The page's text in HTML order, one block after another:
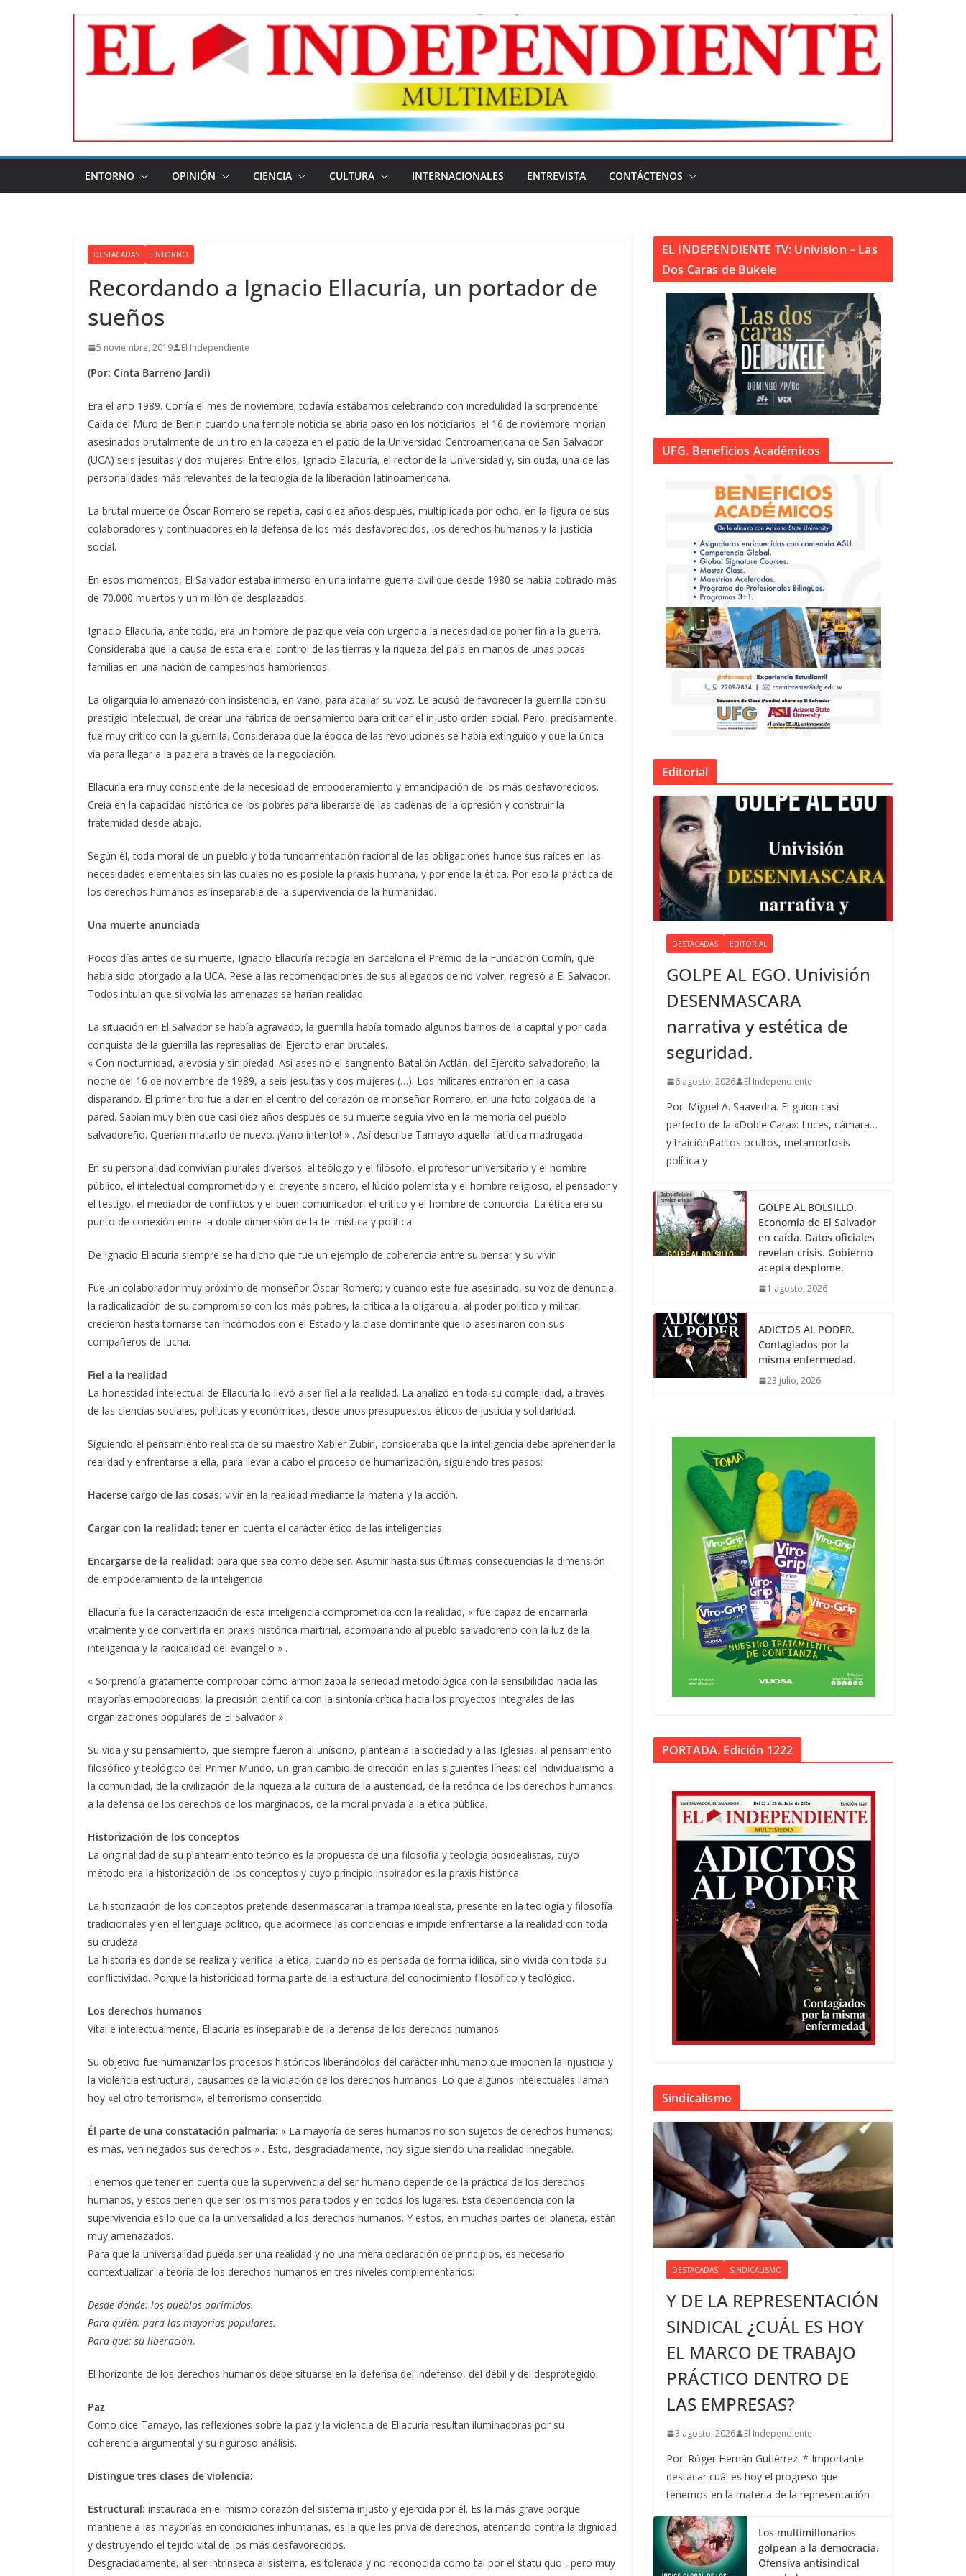
ENTORNO OPINIÓN CIENCIA CULTURA INTERNACIONALES ENTREVISTA CONTÁCTENOS
DESTACADAS ENTORNO
Recordando a Ignacio Ellacuría, un portador de
sueños
5 noviembre, 2019 El Independiente
(Por: Cinta Barreno Jardí)
Era el año 1989. Corría el mes de noviembre; todavía estábamos celebrando con incredulidad la sorprendente
Caída del Muro de Berlín cuando una terrible noticia se abría paso en los noticiarios: el 16 de noviembre morían
asesinados brutalmente de un tiro en la cabeza en el patio de la Universidad Centroamericana de San Salvador
(UCA) seis jesuitas y dos mujeres. Entre ellos, Ignacio Ellacuría, el rector de la Universidad y, sin duda, una de las
personalidades más relevantes de la teología de la liberación latinoamericana.
La brutal muerte de Óscar Romero se repetía, casi diez años después, multiplicada por ocho, en la figura de sus
colaboradores y continuadores en la defensa de los más desfavorecidos, los derechos humanos y la justicia
social.
En esos momentos, El Salvador estaba inmerso en una infame guerra civil que desde 1980 se había cobrado más
de 70.000 muertos y un millón de desplazados.
Ignacio Ellacuría, ante todo, era un hombre de paz que veía con urgencia la necesidad de poner fin a la guerra.
Consideraba que la causa de esta era el control de las tierras y la riqueza del país en manos de unas pocas
familias en una nación de campesinos hambrientos.
La oligarquía lo amenazó con insistencia, en vano, para acallar su voz. Le acusó de favorecer la guerrilla con su
prestigio intelectual, de crear una fábrica de pensamiento para criticar el injusto orden social. Pero, precisamente,
fue muy crítico con la guerrilla. Consideraba que la época de las revoluciones se había extinguido y que la única
vía para llegar a la paz era a través de la negociación.
Ellacuría era muy consciente de la necesidad de empoderamiento y emancipación de los más desfavorecidos.
Creía en la capacidad histórica de los pobres para liberarse de las cadenas de la opresión y construir la
fraternidad desde abajo.
Según él, toda moral de un pueblo y toda fundamentación racional de las obligaciones hunde sus raíces en las
necesidades elementales sin las cuales no es posible la praxis humana, y por ende la ética. Por eso la práctica de
los derechos humanos es inseparable de la supervivencia de la humanidad.
Una muerte anunciada
Pocos días antes de su muerte, Ignacio Ellacuría recogía en Barcelona el Premio de la Fundación Comín, que
había sido otorgado a la UCA. Pese a las recomendaciones de sus allegados de no volver, regresó a El Salvador.
Todos intuían que si volvía las amenazas se harían realidad.
La situación en El Salvador se había agravado, la guerrilla había tomado algunos barrios de la capital y por cada
conquista de la guerrilla las represalias del Ejército eran brutales.
« Con nocturnidad, alevosía y sin piedad. Así asesinó el sangriento Batallón Actlán, del Ejército salvadoreño, la
noche del 16 de noviembre de 1989, a seis jesuitas y dos mujeres (…). Los militares entraron en la casa
disparando. El primer tiro fue a dar en el centro del corazón de monseñor Romero, en una foto colgada de la
pared. Sabían muy bien que casi diez años después de su muerte seguía vivo en la memoria del pueblo
salvadoreño. Querían matarlo de nuevo. ¡Vano intento! » . Así describe Tamayo aquella fatídica madrugada.
En su personalidad convivían plurales diversos: el teólogo y el filósofo, el profesor universitario y el hombre
público, el intelectual comprometido y el creyente sincero, el lúcido polemista y el hombre religioso, el pensador y
el testigo, el mediador de conflictos y el buen comunicador, el crítico y el hombre de concordia. La ética era su
punto de conexión entre la doble dimensión de la fe: mística y política.
De Ignacio Ellacuría siempre se ha dicho que fue un ejemplo de coherencia entre su pensar y su vivir.
Fue un colaborador muy próximo de monseñor Óscar Romero; y cuando este fue asesinado, su voz de denuncia,
la radicalización de su compromiso con los más pobres, la crítica a la oligarquía, al poder político y militar,
crecieron hasta tornarse tan incómodos con el Estado y la clase dominante que lo asesinaron con sus
compañeros de lucha.
Fiel a la realidad
La honestidad intelectual de Ellacuría lo llevó a ser fiel a la realidad. La analizó en toda su complejidad, a través
de las ciencias sociales, políticas y económicas, desde unos presupuestos éticos de justicia y solidaridad.
Siguiendo el pensamiento realista de su maestro Xabier Zubiri, consideraba que la inteligencia debe aprehender la
realidad y enfrentarse a ella, para llevar a cabo el proceso de humanización, siguiendo tres pasos:
Hacerse cargo de las cosas: vivir en la realidad mediante la materia y la acción.
Cargar con la realidad: tener en cuenta el carácter ético de las inteligencias.
Encargarse de la realidad: para que sea como debe ser. Asumir hasta sus últimas consecuencias la dimensión
de empoderamiento de la inteligencia.
Ellacuría fue la caracterización de esta inteligencia comprometida con la realidad, « fue capaz de encarnarla
vitalmente y de convertirla en praxis histórica martirial, acompañando al pueblo salvadoreño con la luz de la
inteligencia y la radicalidad del evangelio » .
« Sorprendía gratamente comprobar cómo armonizaba la seriedad metodológica con la sensibilidad hacia las
mayorías empobrecidas, la precisión científica con la sintonía crítica hacia los proyectos integrales de las
organizaciones populares de El Salvador » .
Su vida y su pensamiento, que siempre fueron al unísono, plantean a la sociedad y a las Iglesias, al pensamiento
filosófico y teológico del Primer Mundo, un gran cambio de dirección en las siguientes líneas: del individualismo a
la comunidad, de la civilización de la riqueza a la cultura de la austeridad, de la retórica de los derechos humanos
a la defensa de los derechos de los marginados, de la moral privada a la ética pública.
Historización de los conceptos
La originalidad de su planteamiento teórico es la propuesta de una filosofía y teología posidealistas, cuyo
método era la historización de los conceptos y cuyo principio inspirador es la praxis histórica.
La historización de los conceptos pretende desenmascarar la trampa idealista, presente en la teología y filosofía
tradicionales y en el lenguaje político, que adormece las conciencias e impide enfrentarse a la realidad con toda
su crudeza.
La historia es donde se realiza y verifica la ética, cuando no es pensada de forma idílica, sino vivida con toda su
conflictividad. Porque la historicidad forma parte de la estructura del conocimiento filosófico y teológico.
Los derechos humanos
Vital e intelectualmente, Ellacuría es inseparable de la defensa de los derechos humanos.
Su objetivo fue humanizar los procesos históricos liberándolos del carácter inhumano que imponen la injusticia y
la violencia estructural, causantes de la violación de los derechos humanos. Lo que algunos intelectuales llaman
hoy «el otro terrorismo», el terrorismo consentido.
Él parte de una constatación palmaria: « La mayoría de seres humanos no son sujetos de derechos humanos;
es más, ven negados sus derechos » . Esto, desgraciadamente, hoy sigue siendo una realidad innegable.
Tenemos que tener en cuenta que la supervivencia del ser humano depende de la práctica de los derechos
humanos, y estos tienen que ser los mismos para todos y en todos los lugares. Esta dependencia con la
supervivencia es lo que da la universalidad a los derechos humanos. Y estos, en muchas partes del planeta, están
muy amenazados.
Para que la universalidad pueda ser una realidad y no una mera declaración de principios, es necesario
contextualizar la teoría de los derechos humanos en tres niveles complementarios:
Desde dónde: los pueblos oprimidos.
Para quién: para las mayorías populares.
Para qué: su liberación.
El horizonte de los derechos humanos debe situarse en la defensa del indefenso, del débil y del desprotegido.
Paz
Como dice Tamayo, las reflexiones sobre la paz y la violencia de Ellacuría resultan iluminadoras por su
coherencia argumental y su riguroso análisis.
Distingue tres clases de violencia:
Estructural: instaurada en el mismo corazón del sistema injusto y ejercida por él. Es la más grave porque
mantiene a las mayorías en condiciones inhumanas, es la que les priva de derechos, atentando contra la dignidad
y destruyendo el tejido vital de los más desfavorecidos.
Desgraciadamente, al ser intrínseca al sistema, es tolerada y no reconocida como tal por el statu quo , pero muy
EL INDEPENDIENTE TV: Univision – Las
Dos Caras de Bukele
UFG. Beneficios Académicos
Editorial
DESTACADAS EDITORIAL
GOLPE AL EGO. Univisión
DESENMASCARA
narrativa y estética de
seguridad.
6 agosto, 2026 El Independiente
Por: Miguel A. Saavedra. El guion casi
perfecto de la «Doble Cara»: Luces, cámara…
y traiciónPactos ocultos, metamorfosis
política y
GOLPE AL BOLSILLO.
Economía de El Salvador
en caída. Datos oficiales
revelan crisis. Gobierno
acepta desplome.
1 agosto, 2026
ADICTOS AL PODER.
Contagiados por la
misma enfermedad.
23 julio, 2026
PORTADA. Edición 1222
Sindicalismo
DESTACADAS SINDICALISMO
Y DE LA REPRESENTACIÓN
SINDICAL ¿CUÁL ES HOY
EL MARCO DE TRABAJO
PRÁCTICO DENTRO DE
LAS EMPRESAS?
3 agosto, 2026 El Independiente
Por: Róger Hernán Gutiérrez. * Importante
destacar cuál es hoy el progreso que
tenemos en la materia de la representación
Los multimillonarios
golpean a la democracia.
Ofensiva antisindical